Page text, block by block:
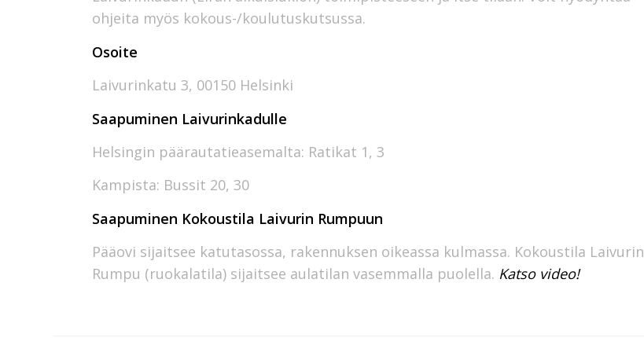
ohjeita myös kokous-/koulutuskutsussa.
Osoite
Laivurinkatu 3, 00150 Helsinki
Saapuminen Laivurinkadulle
Helsingin päärautatieasemalta: Ratikat 1, 3
Kampista: Bussit 20, 30
Saapuminen Kokoustila Laivurin Rumpuun
Pääovi sijaitsee katutasossa, rakennuksen oikeassa kulmassa. Kokoustila Laivurin
Rumpu (ruokalatila) sijaitsee aulatilan vasemmalla puolella. Katso video!